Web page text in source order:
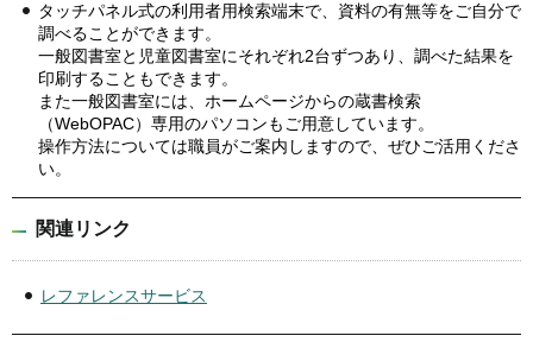
タッチパネル式の利用者用検索端末で、資料の有無等をご自分で
調べることができます。
一般図書室と児童図書室にそれぞれ2台ずつあり、調べた結果を
印刷することもできます。
また一般図書室には、ホームページからの蔵書検索
（WebOPAC）専用のパソコンもご用意しています。
操作方法については職員がご案内しますので、ぜひご活用くださ
い。
関連リンク
レファレンスサービス